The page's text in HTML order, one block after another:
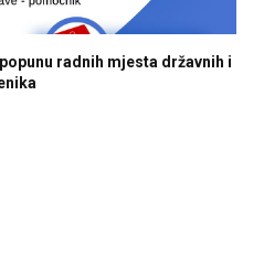
radnih mjesta državnih i